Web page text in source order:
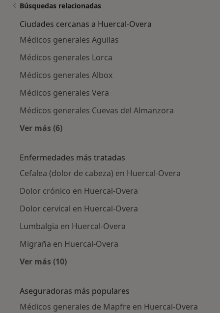
Búsquedas relacionadas
Ciudades cercanas a Huercal-Overa
Médicos generales Aguilas
Médicos generales Lorca
Médicos generales Albox
Médicos generales Vera
Médicos generales Cuevas del Almanzora
Ver más (6)
Enfermedades más tratadas
Cefalea (dolor de cabeza) en Huercal-Overa
Dolor crónico en Huercal-Overa
Dolor cervical en Huercal-Overa
Lumbalgia en Huercal-Overa
Migraña en Huercal-Overa
Ver más (10)
Aseguradoras más populares
Médicos generales de Mapfre en Huercal-Overa